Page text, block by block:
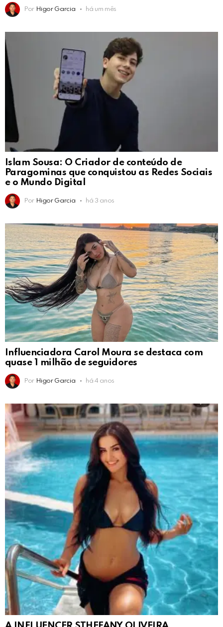
Por Higor Garcia há um mês
Islam Sousa: O Criador de conteúdo de
Paragominas que conquistou as Redes Sociais
e o Mundo Digital
Por Higor Garcia há 3 anos
Influenciadora Carol Moura se destaca com
quase 1 milhão de seguidores
Por Higor Garcia há 4 anos